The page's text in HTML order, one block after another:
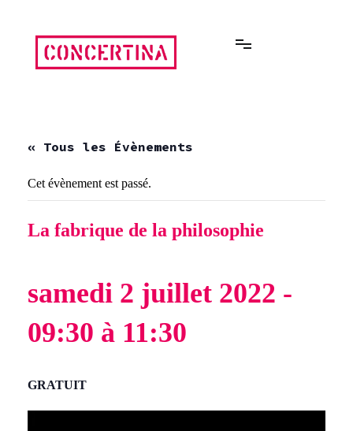
contenu
« Tous les Évènements
Cet évènement est passé.
La fabrique de la philosophie
samedi 2 juillet 2022 -
09:30 à 11:30
GRATUIT